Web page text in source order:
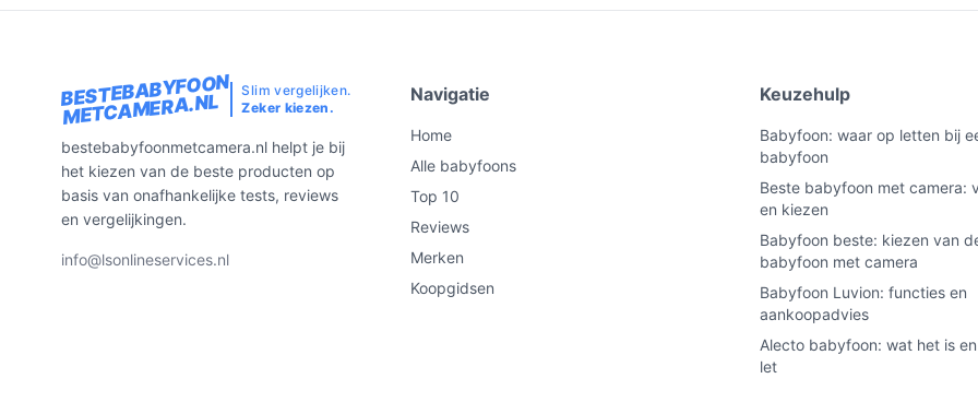
BESTEBABYFOON
METCAMERA.NL
Slim vergelijken.
Zeker kiezen.
bestebabyfoonmetcamera.nl helpt je bij
het kiezen van de beste producten op
basis van onafhankelijke tests, reviews
en vergelijkingen.
info@lsonlineservices.nl
Navigatie
Home
Alle babyfoons
Top 10
Reviews
Merken
Koopgidsen
Keuzehulp
Babyfoon: waar op letten bij
babyfoon
Beste babyfoon met camera:
en kiezen
Babyfoon beste: kiezen van
babyfoon met camera
Babyfoon Luvion: functies en
aankoopadvies
Alecto babyfoon: wat het is
let